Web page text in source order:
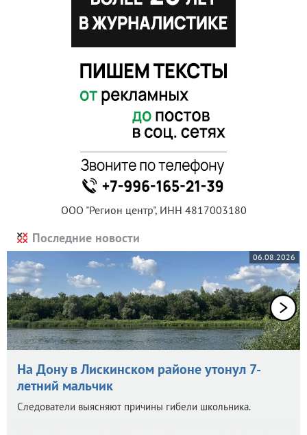
ООО "Регион центр", ИНН 4817003180
Последние новости
06.08.2026
На Дону в Лискинском районе утонул 7-
летний мальчик
Следователи выясняют причины гибели школьника.